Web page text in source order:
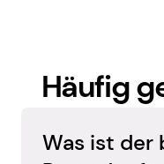
Häufig
Was ist der